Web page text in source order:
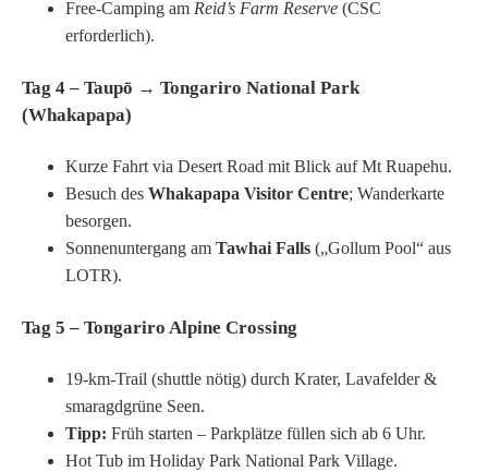
Free-Camping am Reid’s Farm Reserve (CSC
erforderlich).
Tag 4 – Taupō → Tongariro National Park
(Whakapapa)
Kurze Fahrt via Desert Road mit Blick auf Mt Ruapehu.
Besuch des Whakapapa Visitor Centre; Wanderkarte
besorgen.
Sonnenuntergang am Tawhai Falls („Gollum Pool“ aus
LOTR).
Tag 5 – Tongariro Alpine Crossing
19-km-Trail (shuttle nötig) durch Krater, Lavafelder &
smaragdgrüne Seen.
Tipp: Früh starten – Parkplätze füllen sich ab 6 Uhr.
Hot Tub im Holiday Park National Park Village.